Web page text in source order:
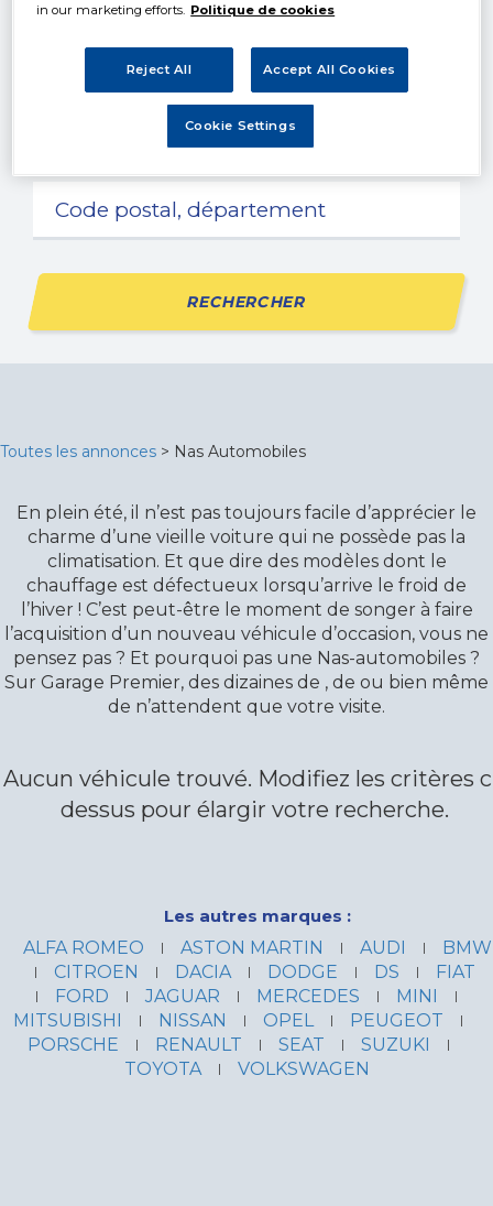
Kilométrage entre:
0km 250000km
RECHERCHER
Toutes les annonces > Nas Automobiles
En plein été, il n’est pas toujours facile d’apprécier le
charme d’une vieille voiture qui ne possède pas la
climatisation. Et que dire des modèles dont le
chauffage est défectueux lorsqu’arrive le froid de
l’hiver ! C’est peut-être le moment de songer à faire
l’acquisition d’un nouveau véhicule d’occasion, vous ne
pensez pas ? Et pourquoi pas une Nas-automobiles ?
Sur Garage Premier, des dizaines de , de ou bien même
de n’attendent que votre visite.
Aucun véhicule trouvé. Modifiez les critères
dessus pour élargir votre recherche.
Les autres marques :
ALFA ROMEO
ASTON MARTIN AUDI
BMW
CITROEN
DACIA DODGE DS
FIAT
FORD
JAGUAR MERCEDES
MINI
MITSUBISHI
NISSAN OPEL
PEUGEOT
PORSCHE
RENAULT SEAT
SUZUKI
TOYOTA
VOLKSWAGEN
in our marketing efforts. Politique de cookies
Reject All Accept All Cookies
Cookie Settings